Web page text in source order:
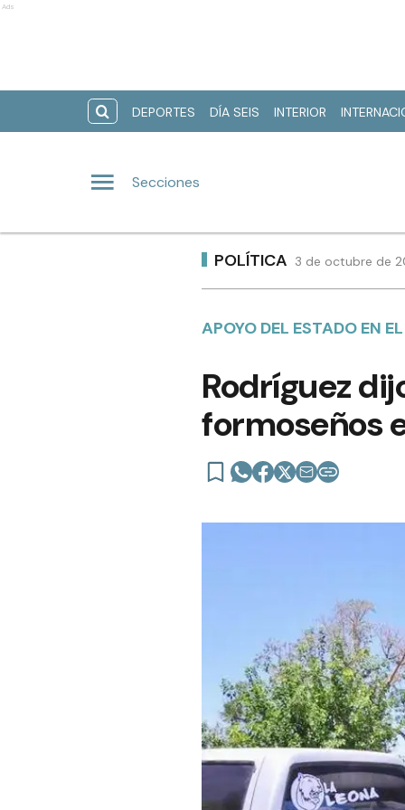
Ads
DEPORTES DÍA SEIS INTERIOR
Secciones
POLÍTICA 3 de octubre de
APOYO DEL ESTADO EN
Rodríguez
formoseños